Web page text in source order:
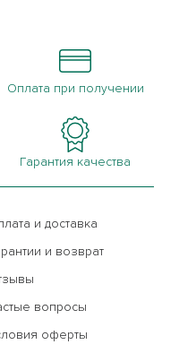
Оплата при получении
Гарантия качества
и доставка
и возврат
вопросы
оферты